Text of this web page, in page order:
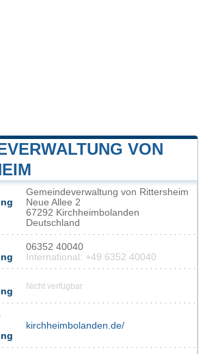
VON
Gemeindeverwaltung von Rittersheim
Neue Allee 2
67292 Kirchheimbolanden
Deutschland
06352 40040
International: +49 6352 40040
Nicht verfügbar
kirchheimbolanden.de/